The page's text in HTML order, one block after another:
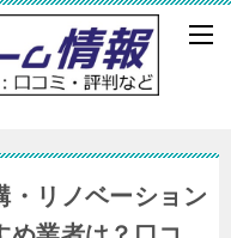
・リノベーション